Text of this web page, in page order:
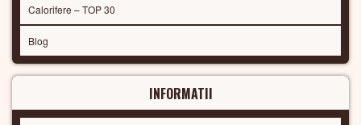
Calorifere – TOP 30
Blog
INFORMATII